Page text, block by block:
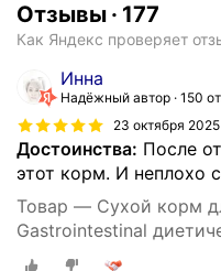
Отзывы · 177
Как Яндекс проверяет
Инна
Надёжный автор 150
23 октября 2025
Достоинства: После
этот корм. И неплохо
Товар — Сухой корм
Gastrointestinal
пищеварения, 15 кг